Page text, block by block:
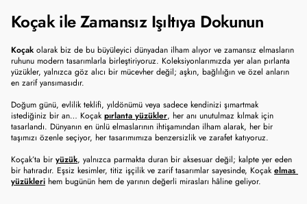
Koçak ile Zamansız Işıltıya Dokunun
Koçak olarak biz de bu büyüleyici dünyadan ilham alıyor ve zamansız elmasların
ruhunu modern tasarımlarla birleştiriyoruz. Koleksiyonlarımızda yer alan pırlanta
yüzükler, yalnızca göz alıcı bir mücevher değil; aşkın, bağlılığın ve özel anların
en zarif yansımasıdır.
Doğum günü, evlilik teklifi, yıldönümü veya sadece kendinizi şımartmak
istediğiniz bir an… Koçak pırlanta yüzükler, her anı unutulmaz kılmak için
tasarlandı. Dünyanın en ünlü elmaslarının ihtişamından ilham alarak, her bir
taşımızı özenle seçiyor, her tasarımımıza benzersizlik ve zarafet katıyoruz.
Koçak’ta bir yüzük, yalnızca parmakta duran bir aksesuar değil; kalpte yer eden
bir hatıradır. Eşsiz kesimler, titiz işçilik ve zarif tasarımlar sayesinde, Koçak elmas
yüzükleri hem bugünün hem de yarının değerli mirasları hâline geliyor.